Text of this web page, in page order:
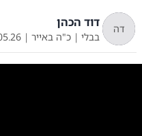
דה דוד הכהן
בבלי | כ"ה באייר |